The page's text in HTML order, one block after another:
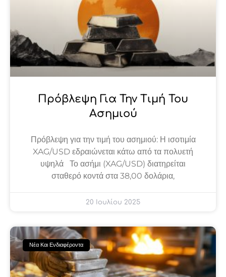
Πρόβλεψη Για Την Τιμή Του
Ασημιού
Πρόβλεψη για την τιμή του ασημιού: Η ισοτιμία
XAG/USD εδραιώνεται κάτω από τα πολυετή
υψηλά Το ασήμι (XAG/USD) διατηρείται
σταθερό κοντά στα 38,00 δολάρια,
20 Ιουλίου 2025
Νέα Και Ενδιαφέροντα